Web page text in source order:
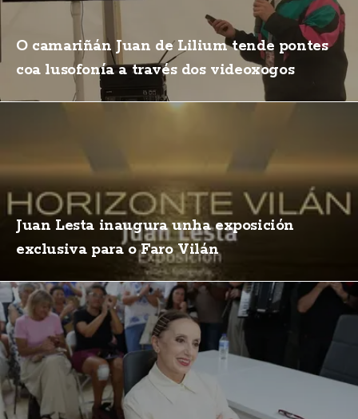
O camariñán Juan de Lilium tende pontes
coa lusofonía a través dos videoxogos
Juan Lesta inaugura unha exposición
exclusiva para o Faro Vilán